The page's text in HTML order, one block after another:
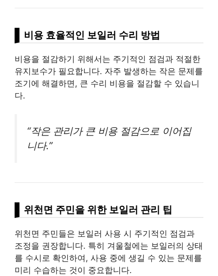
비용 효율적인 보일러 수리 방법
비용을 절감하기 위해서는 주기적인 점검과 적절한
유지보수가 필요합니다. 자주 발생하는 작은 문제를
조기에 해결하면, 큰 수리 비용을 절감할 수 있습니
다.
“작은 관리가 큰 비용 절감으로 이어집
니다.”
위천면 주민을 위한 보일러 관리 팁
위천면 주민들은 보일러 사용 시 주기적인 점검과
조정을 권장합니다. 특히 겨울철에는 보일러의 상태
를 수시로 확인하여, 사용 중에 생길 수 있는 문제를
미리 수습하는 것이 중요합니다.